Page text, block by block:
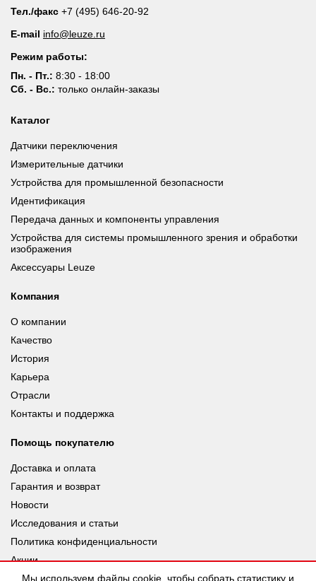
Тел./факс +7 (495) 646-20-92
E-mail info@leuze.ru
Режим работы:
Пн. - Пт.: 8:30 - 18:00
Сб. - Вс.: только онлайн-заказы
Каталог
Датчики переключения
Измерительные датчики
Устройства для промышленной безопасности
Идентификация
Передача данных и компоненты управления
Устройства для системы промышленного зрения и обработки
изображения
Аксессуары Leuze
Компания
О компании
Качество
История
Карьера
Отрасли
Контакты и поддержка
Помощь покупателю
Доставка и оплата
Гарантия и возврат
Новости
Исследования и статьи
Политика конфиденциальности
Акции
Мы используем файлы cookie, чтобы собрать статистику и